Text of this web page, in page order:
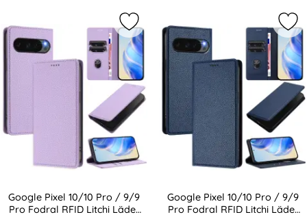
Google Pixel 10/10 Pro / 9/9
Pro Fodral RFID Litchi Läder
Markera google Pixel 10/10 Pro /
Google Pixel 10/10 Pro / 9/9
Pro Fodral RFID Litchi Läder